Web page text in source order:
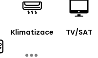
Klimatizace TV/SAT